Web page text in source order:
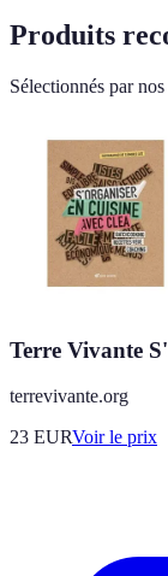
Produits
Sélectionnés par
Terre Vivante
terrevivante.org
23 EURVoir le prix